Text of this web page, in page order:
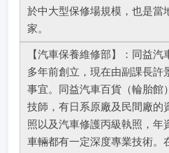
於中大型保修場規模，也是當
家。
【汽車保養維修部】：同益
多年前創立，現在由副課長許
事宜。同益汽車百貨（輪胎館
技師，有日系原廠及民間廠的
照以及汽車修護丙級執照，年
車輛都有一定深度專業技術。